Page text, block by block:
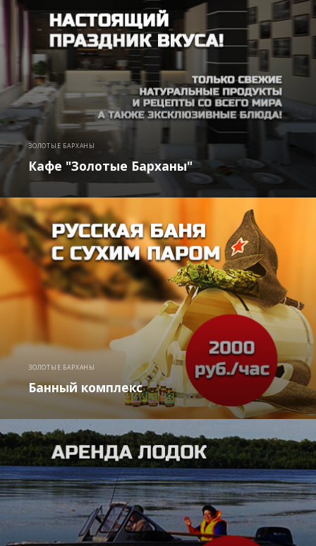
ЗОЛОТЫЕ БАРХАНЫ
Кафе "Золотые Барханы"
ЗОЛОТЫЕ БАРХАНЫ
Банный комплекс